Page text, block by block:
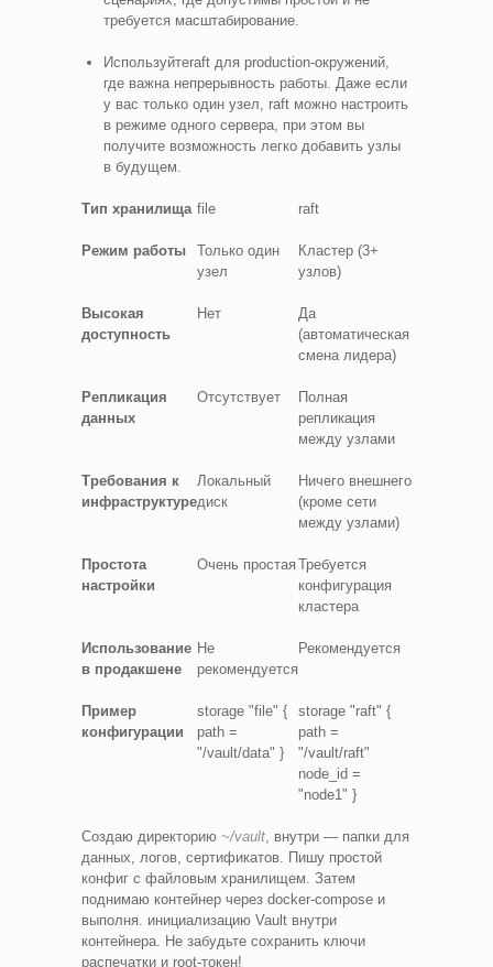
требуется масштабирование.
Используйтеraft для production-окружений,
где важна непрерывность работы. Даже если
у вас только один узел, raft можно настроить
в режиме одного сервера, при этом вы
получите возможность легко добавить узлы
в будущем.
Тип хранилища file raft
Режим работы
Только один
узел
Кластер (3+
узлов)
Высокая
доступность
Нет
Да
(автоматическая
смена лидера)
Репликация
данных
Отсутствует
Полная
репликация
между узлами
Требования к
инфраструктуре
Локальный
диск
Ничего внешнего
(кроме сети
между узлами)
Простота
настройки
Очень простая Требуется
конфигурация
кластера
Использование
в продакшене
Не
рекомендуется
Рекомендуется
Пример
конфигурации
storage "file" {
path =
"/vault/data" }
storage "raft" {
path =
"/vault/raft"
node_id =
"node1" }
Создаю директорию ~/vault, внутри — папки для
данных, логов, сертификатов. Пишу простой
конфиг с файловым хранилищем. Затем
поднимаю контейнер через docker-compose и
выполня. инициализацию Vault внутри
контейнера. Не забудьте сохранить ключи
распечатки и root-токен!